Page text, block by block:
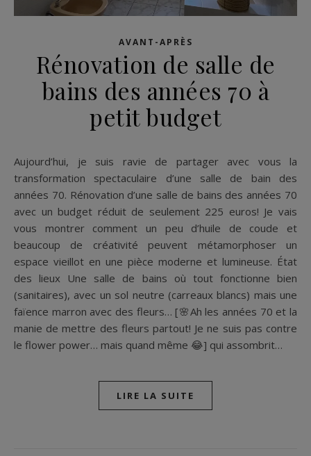
AVANT-APRÈS
Rénovation de salle de
bains des années 70 à
petit budget
Aujourd’hui, je suis ravie de partager avec vous la
transformation spectaculaire d’une salle de bain des
années 70. Rénovation d’une salle de bains des années 70
avec un budget réduit de seulement 225 euros! Je vais
vous montrer comment un peu d’huile de coude et
beaucoup de créativité peuvent métamorphoser un
espace vieillot en une pièce moderne et lumineuse. État
des lieux Une salle de bains où tout fonctionne bien
(sanitaires), avec un sol neutre (carreaux blancs) mais une
faïence marron avec des fleurs… [🌸Ah les années 70 et la
manie de mettre des fleurs partout! Je ne suis pas contre
le flower power… mais quand même 😂] qui assombrit…
LIRE LA SUITE